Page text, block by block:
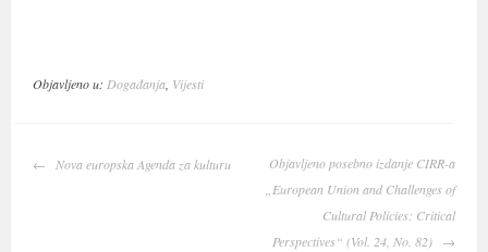
Objavljeno u:Događanja, Vijesti
Navigacija
Nova europska Agenda za kulturu
Objavljeno posebno izdanje CIRR-a
„European Union and Challenges of
Cultural Policies: Critical
Perspectives“ (Vol. 24, No. 82)